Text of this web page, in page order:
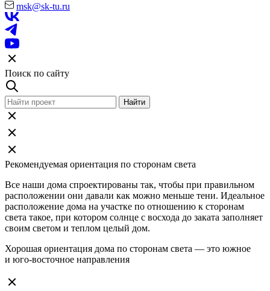
msk@sk-tu.ru
Поиск по сайту
Рекомендуемая ориентация по сторонам света
Все наши дома спроектированы так, чтобы при правильном
расположении они давали как можно меньше тени. Идеальное
расположение дома на участке по отношению к сторонам
света такое, при котором солнце с восхода до заката заполняет
своим светом и теплом целый дом.
Хорошая ориентация дома по сторонам света — это южное
и юго-восточное направления